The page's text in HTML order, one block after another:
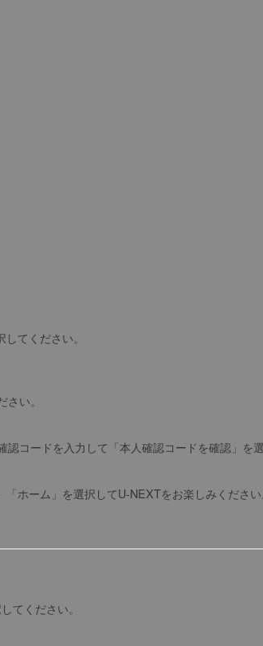
てください。
い。
コードを入力して「本人確認コードを確認」を選
ホーム」を選択してU-NEXTをお楽しみください
てください。